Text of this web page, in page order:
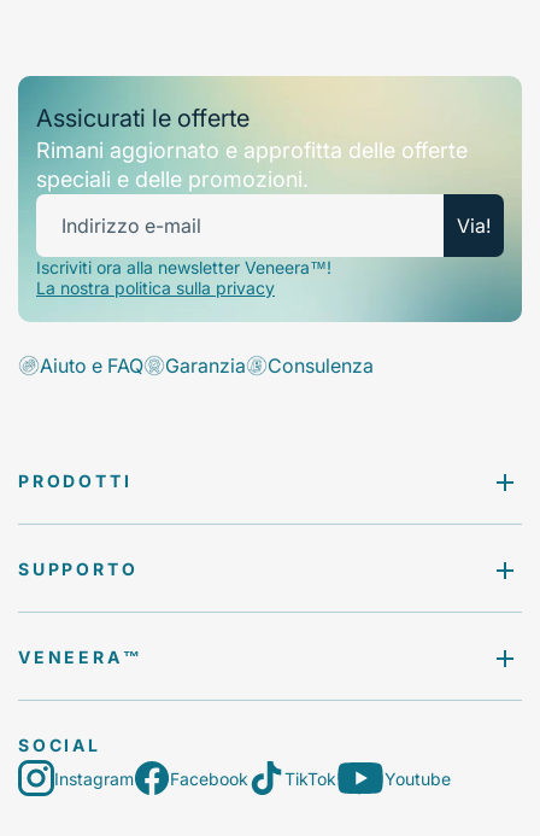
Assicurati le offerte
Rimani aggiornato e approfitta delle offerte
speciali e delle promozioni.
Indirizzo e-mail Via!
Iscriviti ora alla newsletter Veneera™!
La nostra politica sulla privacy
Aiuto e FAQ Garanzia Consulenza
PRODOTTI
SUPPORTO
VENEERA™️
SOCIAL
Instagram
Facebook TikTok Youtube